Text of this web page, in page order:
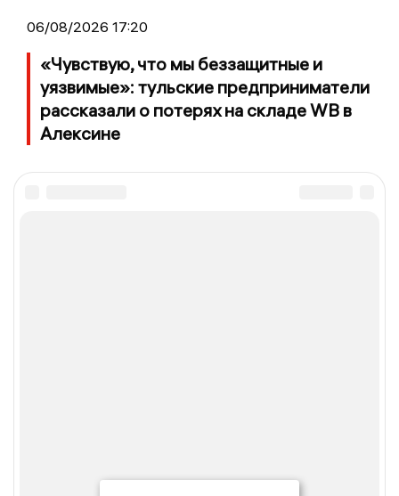
06/08/2026 17:20
«Чувствую, что мы беззащитные и
уязвимые»: тульские предприниматели
рассказали о потерях на складе WB в
Алексине